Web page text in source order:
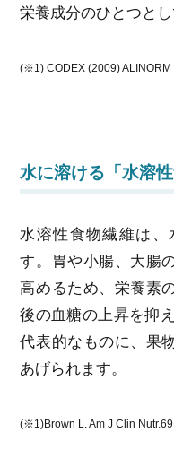
栄養成分のひとつと
(※1) CODEX (2009) ALINORM
水に溶ける「水溶性
水溶性食物繊維は、
す。胃や小腸、大腸
高めるため、栄養素
後の血糖の上昇を抑
代表的なものに、果
あげられます。
(※1)Brown L. Am J Clin